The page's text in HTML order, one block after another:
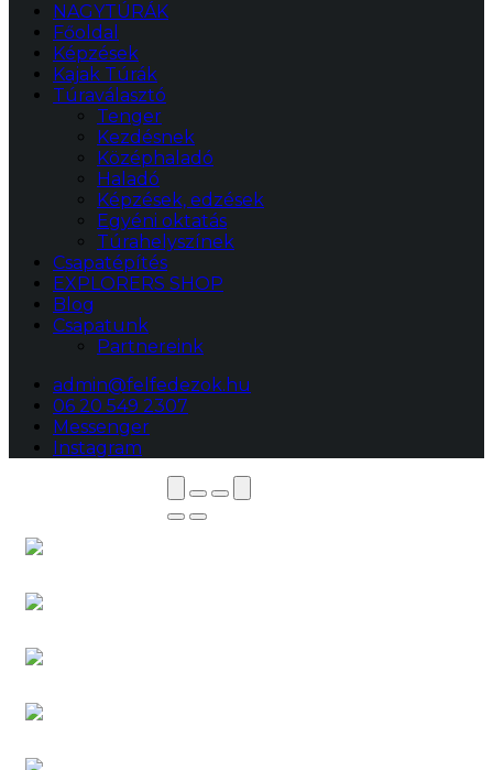
NAGYTÚRÁK
Főoldal
Képzések
Kajak Túrák
Túraválasztó
Tenger
Kezdésnek
Középhaladó
Haladó
Képzések, edzések
Egyéni oktatás
Túrahelyszínek
Csapatépítés
EXPLORERS SHOP
Blog
Csapatunk
Partnereink
admin@felfedezok.hu
06 20 549 2307
Messenger
Instagram